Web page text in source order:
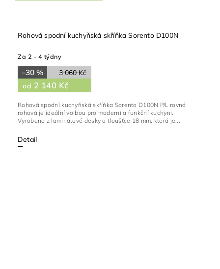
Rohová spodní kuchyňská skříňka Sorento D100N
Za 2 - 4 týdny
3 060 Kč
–30 %
od 2 140 Kč
Detail
Rohová spodní kuchyňská skříňka Sorento D100N P/L rovná
rohová je ideální volbou pro moderní a funkční kuchyni.
Vyrobena z laminátové desky o tloušťce 18 mm, která je...